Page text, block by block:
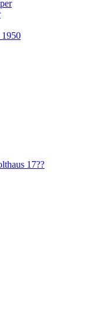
17??